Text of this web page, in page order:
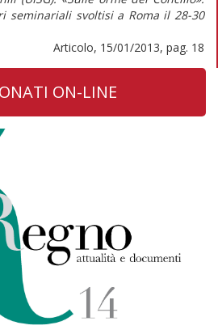
seminariali svoltisi a Roma il 28-30
Articolo, 15/01/2013, pag. 18
ON-LINE